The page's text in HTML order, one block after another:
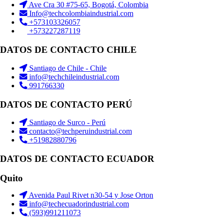
Ave Cra 30 #75-65, Bogotá, Colombia
Info@techcolombiaindustrial.com
+573103326057
+573227287119
DATOS DE CONTACTO CHILE
Santiago de Chile - Chile
info@techchileindustrial.com
991766330
DATOS DE CONTACTO PERÚ
Santiago de Surco - Perú
contacto@techperuindustrial.com
+51982880796
DATOS DE CONTACTO ECUADOR
Quito
Avenida Paul Rivet n30-54 y Jose Orton
info@techecuadorindustrial.com
(593)991211073